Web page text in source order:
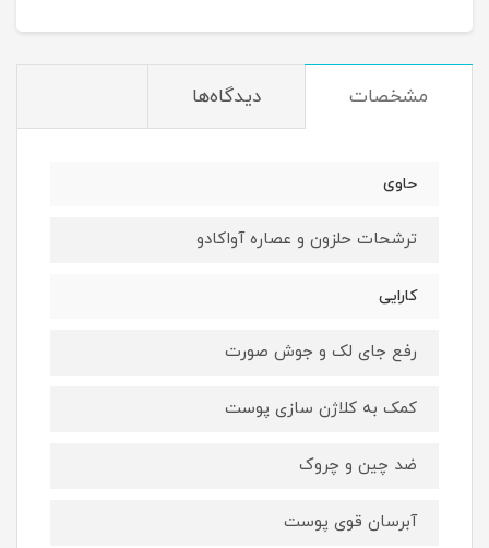
مشخصات دیدگاه‌ها
حاوی
ترشحات حلزون و عصاره آواکادو
کارایی
رفع جای لک و جوش صورت
کمک به کلاژن سازی پوست
ضد چین و چروک
آبرسان قوی پوست